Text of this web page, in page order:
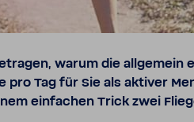
warum die allge­mein
pro Tag für Sie als aktiver
einfa­chen Trick zwei